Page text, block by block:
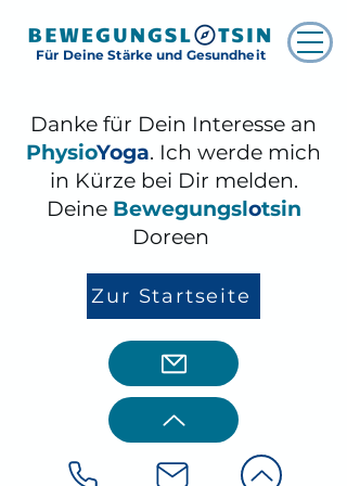
Für Deine Stärke und Gesundheit
Danke für Dein Interesse an
PhysioYoga. Ich werde mich
in Kürze bei Dir melden.
Deine Bewegungslotsin
Doreen
Zur Startseite